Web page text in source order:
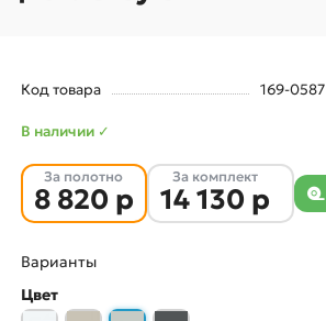
Код товара 169-0587
В наличии ✓
За полотно
8 820 р
За комплект
14 130 р
Варианты
Цвет